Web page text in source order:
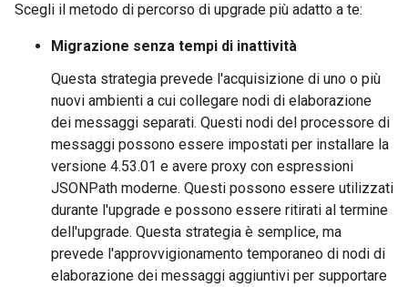
Scegli il metodo di percorso di upgrade più adatto a te:
Migrazione senza tempi di inattività
Questa strategia prevede l'acquisizione di uno o più
nuovi ambienti a cui collegare nodi di elaborazione
dei messaggi separati. Questi nodi del processore di
messaggi possono essere impostati per installare la
versione 4.53.01 e avere proxy con espressioni
JSONPath moderne. Questi possono essere utilizzati
durante l'upgrade e possono essere ritirati al termine
dell'upgrade. Questa strategia è semplice, ma
prevede l'approvvigionamento temporaneo di nodi di
elaborazione dei messaggi aggiuntivi per supportare